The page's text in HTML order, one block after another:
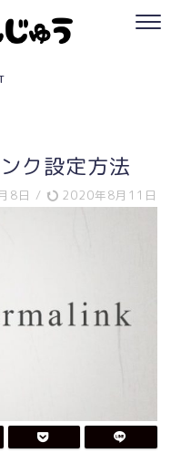
ク設定方法
8日 / 2020年8月11日